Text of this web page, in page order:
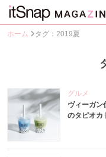
ホーム タグ：2019夏
グルメ
ヴィーガン
のタピオ